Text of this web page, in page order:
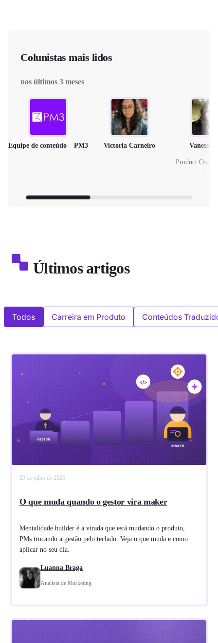
Colunistas mais lidos
nos últimos 3 meses
Equipe de conteúdo – PM3 Victoria Carneiro Vanessa
Product
Últimos artigos
Todos Carreira em Produto Conteúdos
29 de julho de 2026
O que muda quando o gestor vira maker
Mentalidade builder é a virada que está mudando o produto,
PMs trocando a gestão pelo teclado. Veja o que muda e como
aplicar no seu dia.
Luanna Braga
Analista de Marketing